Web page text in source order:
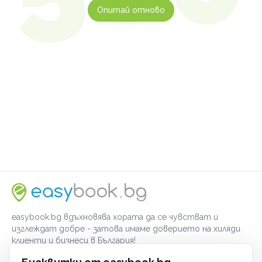
Опитай отново
easybook.bg вдъхновява хората да се чувстват и
изглеждат добре - затова имаме доверието на хиляди
клиенти и бизнеси в България!